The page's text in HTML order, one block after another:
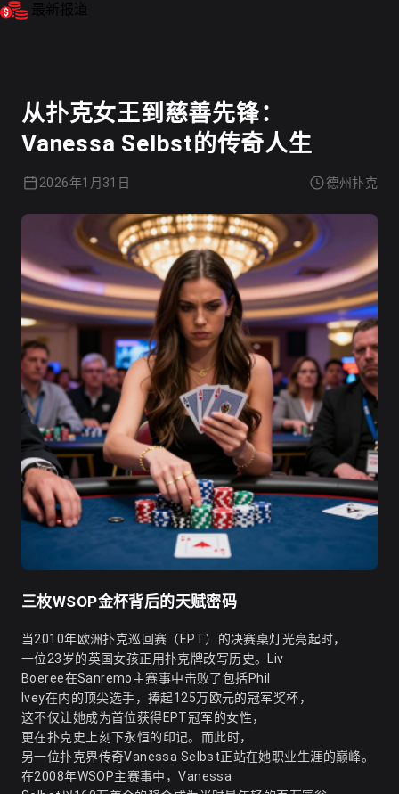
最新报道
从扑克女王到慈善先锋：
Vanessa Selbst的传奇人生
2026年1月31日 德州扑克
三枚WSOP金杯背后的天赋密码
当2010年欧洲扑克巡回赛（EPT）的决赛桌灯光亮起时，
一位23岁的英国女孩正用扑克牌改写历史。Liv
Boeree在Sanremo主赛事中击败了包括Phil
Ivey在内的顶尖选手，捧起125万欧元的冠军奖杯，
这不仅让她成为首位获得EPT冠军的女性，
更在扑克史上刻下永恒的印记。而此时，
另一位扑克界传奇Vanessa Selbst正站在她职业生涯的巅峰。
在2008年WSOP主赛事中，Vanessa